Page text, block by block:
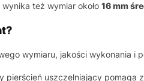
też wymiar około 16 mm
wymiaru, jakości wykonania i
pierścień uszczelniający pomaga